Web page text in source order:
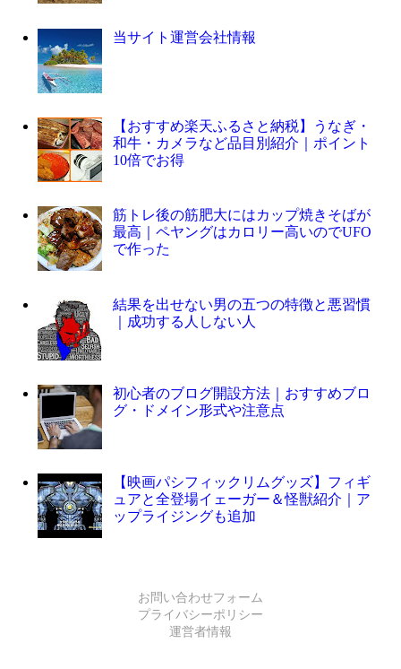
当サイト運営会社情報
【おすすめ楽天ふるさと納税】うなぎ・
和牛・カメラなど品目別紹介｜ポイント
10倍でお得
筋トレ後の筋肥大にはカップ焼きそばが
最高｜ペヤングはカロリー高いのでUFO
で作った
結果を出せない男の五つの特徴と悪習慣
｜成功する人しない人
初心者のブログ開設方法｜おすすめブロ
グ・ドメイン形式や注意点
【映画パシフィックリムグッズ】フィギ
ュアと全登場イェーガー＆怪獣紹介｜ア
ップライジングも追加
お問い合わせフォーム
プライバシーポリシー
運営者情報